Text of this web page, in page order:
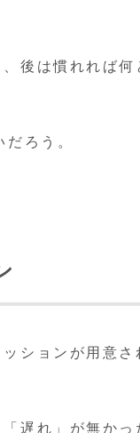
後は慣れれば
ろう。
ションが用意
遅れ」が無か